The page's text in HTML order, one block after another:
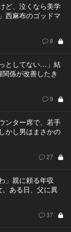
ど、泣くなら美学
西麻布のゴッドマ
8
としてない…」結
係が改善したき
9
ンター席で、若手
かし男はまさかの
27
」親に頼る年収
ある日、父に異
37